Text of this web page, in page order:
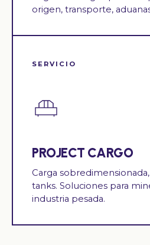
origen, transporte,
SERVICIO
PROJECT CARGO
Carga
tanks. Soluciones para
industria pesada.